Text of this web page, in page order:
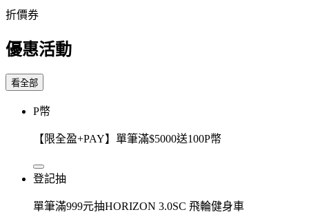
折價券
優惠活動
看全部
P幣
【限全盈+PAY】單筆滿$5000送100P幣
登記抽
單筆滿999元抽HORIZON 3.0SC 飛輪健身車